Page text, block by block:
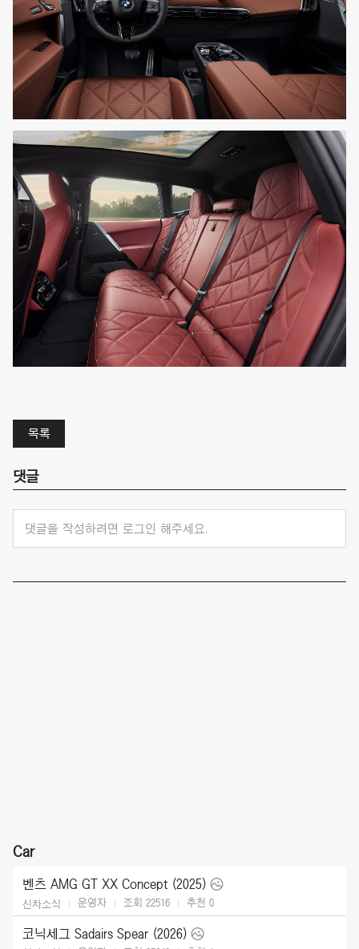
목록
댓글
댓글을 작성하려면 로그인 해주세요.
Car
벤츠 AMG GT XX Concept (2025)
신차소식 운영자 조회 22516 추천 0
코닉세그 Sadairs Spear (2026)